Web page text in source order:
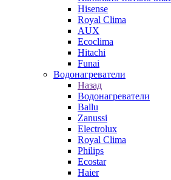
Hisense
Royal Clima
AUX
Ecoclima
Hitachi
Funai
Водонагреватели
Назад
Водонагреватели
Ballu
Zanussi
Electrolux
Royal Clima
Philips
Ecostar
Haier